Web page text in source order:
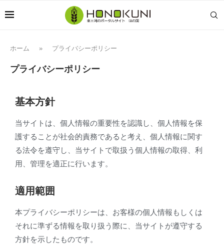
ホーム » プライバシーポリシー
プライバシーポリシー
基本方針
当サイトは、個人情報の重要性を認識し、個人情報を保
護することが社会的責務であると考え、個人情報に関す
る法令を遵守し、当サイトで取扱う個人情報の取得、利
用、管理を適正に行います。
適用範囲
本プライバシーポリシーは、お客様の個人情報もしくは
それに準ずる情報を取り扱う際に、当サイトが遵守する
方針を示したものです。